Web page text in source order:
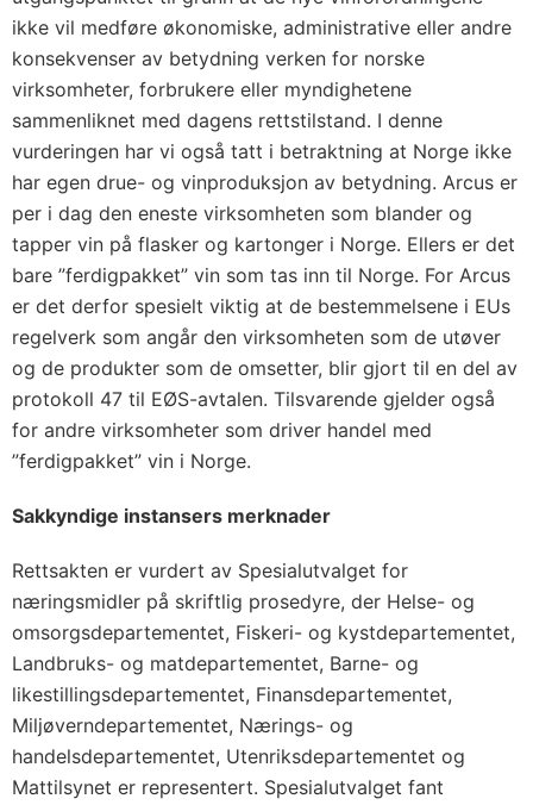
ikke vil medføre økonomiske, administrative eller andre
konsekvenser av betydning verken for norske
virksomheter, forbrukere eller myndighetene
sammenliknet med dagens rettstilstand. I denne
vurderingen har vi også tatt i betraktning at Norge ikke
har egen drue- og vinproduksjon av betydning. Arcus er
per i dag den eneste virksomheten som blander og
tapper vin på flasker og kartonger i Norge. Ellers er det
bare ”ferdigpakket” vin som tas inn til Norge. For Arcus
er det derfor spesielt viktig at de bestemmelsene i EUs
regelverk som angår den virksomheten som de utøver
og de produkter som de omsetter, blir gjort til en del av
protokoll 47 til EØS-avtalen. Tilsvarende gjelder også
for andre virksomheter som driver handel med
”ferdigpakket” vin i Norge.
Sakkyndige instansers merknader
Rettsakten er vurdert av Spesialutvalget for
næringsmidler på skriftlig prosedyre, der Helse- og
omsorgsdepartementet, Fiskeri- og kystdepartementet,
Landbruks- og matdepartementet, Barne- og
likestillingsdepartementet, Finansdepartementet,
Miljøverndepartementet, Nærings- og
handelsdepartementet, Utenriksdepartementet og
Mattilsynet er representert. Spesialutvalget fant